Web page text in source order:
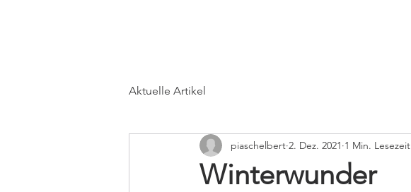
Aktuelle Artikel
Winterwunder
piaschelbert 2. Dez. 2021 1 Min. Lesezeit